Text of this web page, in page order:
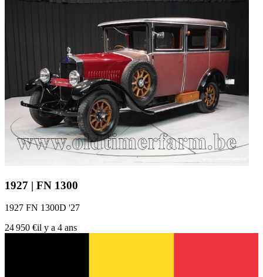
1927 | FN 1300
1927 FN 1300D '27
24 950 €il y a 4 ans